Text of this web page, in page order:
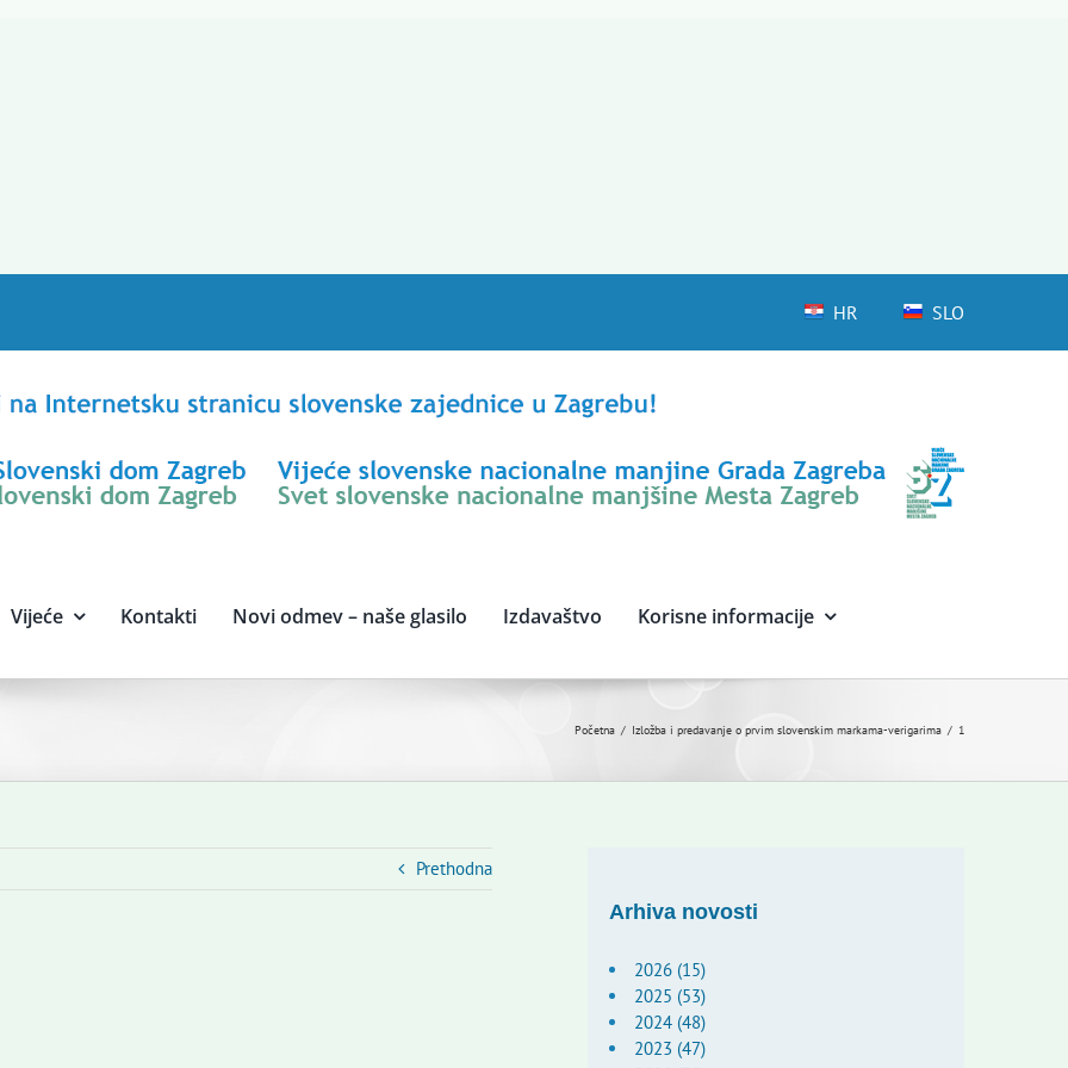
HR SLO
Vijeće Kontakti Novi odmev – naše glasilo Izdavaštvo Korisne informacije
Početna Izložba i predavanje o prvim slovenskim markama-verigarima 1
Prethodna
Arhiva novosti
2026 (15)
2025 (53)
2024 (48)
2023 (47)